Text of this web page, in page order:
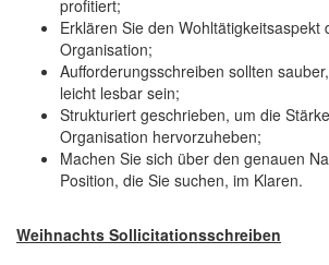
profitiert;
Erklären Sie den Wohltätigkeitsaspekt
Organisation;
Aufforderungsschreiben sollten
leicht lesbar sein;
Strukturiert geschrieben, um die
Organisation hervorzuheben;
Machen Sie sich über den genauen
Position, die Sie suchen, im Klaren.
Weihnachts Sollicitationsschreiben